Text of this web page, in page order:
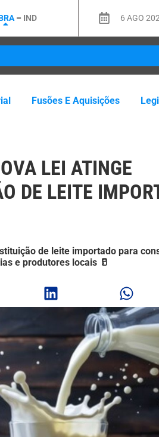
– IND 6 AGO
Fusões E Aquisições
LEI ATINGE
DE LEITE
de leite importado para
e produtores locais 🥛